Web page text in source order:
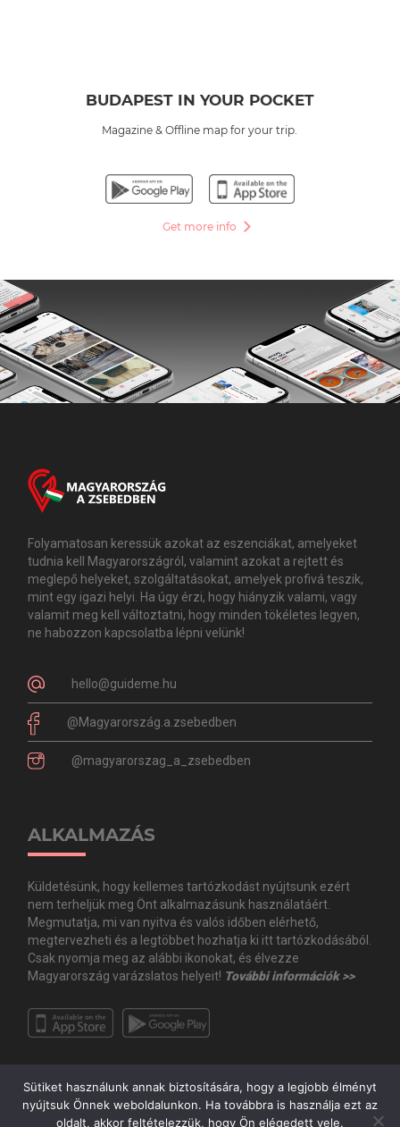
BUDAPEST IN YOUR POCKET
Magazine & Offline map for your trip.
Get more info
Folyamatosan keressük azokat az eszenciákat, amelyeket
tudnia kell Magyarországról, valamint azokat a rejtett és
meglepő helyeket, szolgáltatásokat, amelyek profivá teszik,
mint egy igazi helyi. Ha úgy érzi, hogy hiányzik valami, vagy
valamit meg kell változtatni, hogy minden tökéletes legyen,
ne habozzon kapcsolatba lépni velünk!
hello@guideme.hu
@Magyarország.a.zsebedben
@magyarorszag_a_zsebedben
ALKALMAZÁS
Küldetésünk, hogy kellemes tartózkodást nyújtsunk ezért
nem terheljük meg Önt alkalmazásunk használatáért.
Megmutatja, mi van nyitva és valós időben elérhető,
megtervezheti és a legtöbbet hozhatja ki itt tartózkodásából.
Csak nyomja meg az alábbi ikonokat, és élvezze
Magyarország varázslatos helyeit! További információk >>
Sütiket használunk annak biztosítására, hogy a legjobb élményt
nyújtsuk Önnek weboldalunkon. Ha továbbra is használja ezt az
oldalt, akkor feltételezzük, hogy Ön elégedett vele.